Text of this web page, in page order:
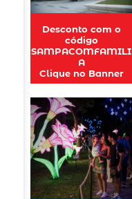
Desconto com o
código
SAMPACOMFAMILI
A
Clique no Banner